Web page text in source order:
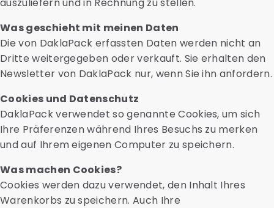
Was geschieht mit meinen Daten
Die von DaklaPack erfassten Daten werden nicht an
Dritte weitergegeben oder verkauft. Sie erhalten den
Newsletter von DaklaPack nur, wenn Sie ihn anfordern.
Cookies und Datenschutz
DaklaPack verwendet so genannte Cookies, um sich
Ihre Präferenzen während Ihres Besuchs zu merken
und auf Ihrem eigenen Computer zu speichern.
Was machen Cookies?
Cookies werden dazu verwendet, den Inhalt Ihres
Warenkorbs zu speichern. Auch Ihre